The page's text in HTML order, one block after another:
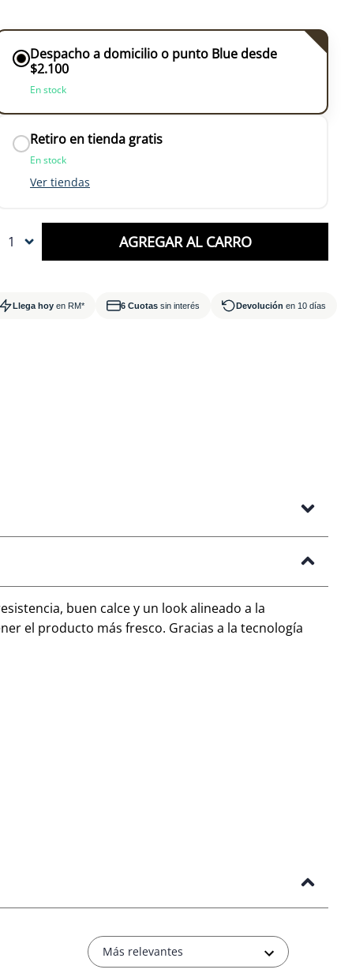
Despacho a domicilio o punto Blue desde
$2.100
En stock
Retiro en tienda gratis
En stock
Ver tiendas
1 AGREGAR AL CARRO
Llega hoyen RM* 6 Cuotassin interés Devolución en 10 días
buen calce y un look alineado a la
el producto más fresco. Gracias a la tecnología
Más relevantes